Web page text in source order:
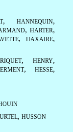
,HANNEQUIN,
,HARTER,
,HAXAIRE,
,HENRY,
,HESSE,
, HUSSON